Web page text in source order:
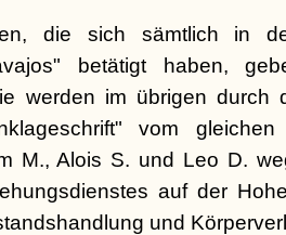
die sich sämtlich in
betätigt haben,
werden im übrigen durch
vom
M., Alois S. und Leo D.
auf der
und